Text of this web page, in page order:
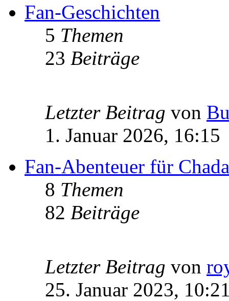
Fan-Geschichten
5 Themen
23 Beiträge
Letzter Beitrag von
1. Januar 2026, 16:15
Fan-Abenteuer für
8 Themen
82 Beiträge
Letzter Beitrag von
25. Januar 2023,